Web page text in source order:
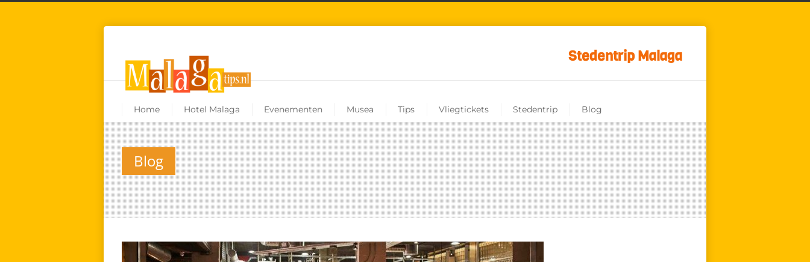
Stedentrip Malaga
Home Hotel Malaga Evenementen Musea Tips Vliegtickets Stedentrip Blog
Blog